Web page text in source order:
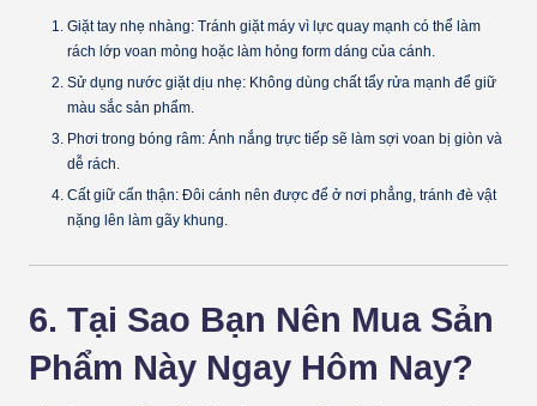
Giặt tay nhẹ nhàng: Tránh giặt máy vì lực quay mạnh có thể làm
rách lớp voan mỏng hoặc làm hỏng form dáng của cánh.
Sử dụng nước giặt dịu nhẹ: Không dùng chất tẩy rửa mạnh để giữ
màu sắc sản phẩm.
Phơi trong bóng râm: Ánh nắng trực tiếp sẽ làm sợi voan bị giòn và
dễ rách.
Cất giữ cẩn thận: Đôi cánh nên được để ở nơi phẳng, tránh đè vật
nặng lên làm gãy khung.
6. Tại Sao Bạn Nên Mua Sản
Phẩm Này Ngay Hôm Nay?